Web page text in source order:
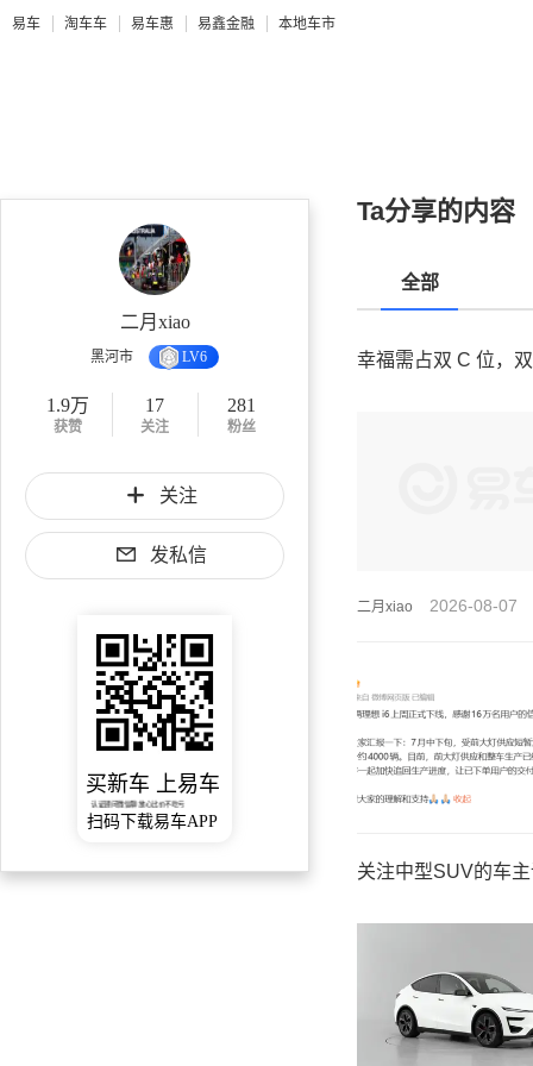
易车 淘车车 易车惠 易鑫金融 本地车市
二月xiao
黑河市 LV6
1.9万
获赞
17
关注
281
粉丝
关注
发私信
买新车 上易车
认证顾问微信聊 放心比价不吃亏
扫码下载易车APP
Ta分享的内容
全部
幸福需占双 C 位，
二月xiao 2026-08-07
关注中型SUV的车